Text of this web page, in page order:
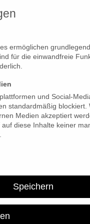
Standorte News
ersetzen
ist nicht so
ratsam, die
ab dem
ermöglichen
für die einwandfreie
und Social-
standardmäßig blockiert.
Medien akzeptiert
diese Inhalte keiner
Speichern